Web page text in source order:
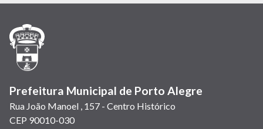
janela)
Prefeitura Municipal de Porto Alegre
Rua João Manoel , 157 - Centro Histórico
CEP 90010-030